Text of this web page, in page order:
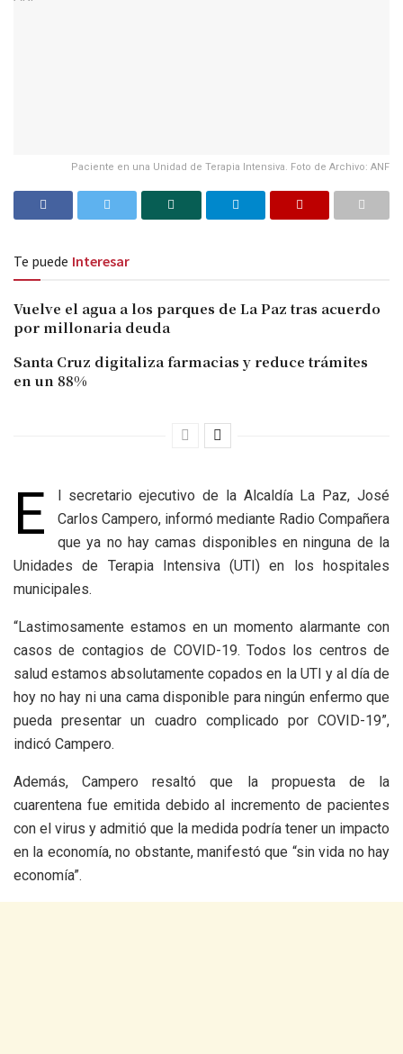
Paciente en una Unidad de Terapia Intensiva. Foto de Archivo: ANF
Te puede Interesar
Vuelve el agua a los parques de La Paz tras acuerdo
por millonaria deuda
Santa Cruz digitaliza farmacias y reduce trámites
en un 88%
E
l secretario ejecutivo de la Alcaldía La Paz, José
Carlos Campero, informó mediante Radio Compañera
que ya no hay camas disponibles en ninguna de la
Unidades de Terapia Intensiva (UTI) en los hospitales
municipales.
“Lastimosamente estamos en un momento alarmante con
casos de contagios de COVID-19. Todos los centros de
salud estamos absolutamente copados en la UTI y al día de
hoy no hay ni una cama disponible para ningún enfermo que
pueda presentar un cuadro complicado por COVID-19”,
indicó Campero.
Además, Campero resaltó que la propuesta de la
cuarentena fue emitida debido al incremento de pacientes
con el virus y admitió que la medida podría tener un impacto
en la economía, no obstante, manifestó que “sin vida no hay
economía”.